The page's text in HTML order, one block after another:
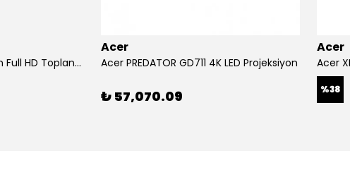
Acer P6505 5500 Lümen Full HD Toplantı Odası Projeksiyonu
Acer
Acer PREDATOR GD711 4K LED Projeksiyon
₺ 57,070.09
Acer
%38